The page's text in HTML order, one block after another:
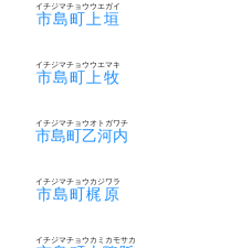
市島町上垣
イチジマチョウウエガイ
市島町上牧
イチジマチョウウエマキ
市島町乙河内
イチジマチョウオトガワチ
市島町梶原
イチジマチョウカジワラ
イチジマチョウカミカモサカ